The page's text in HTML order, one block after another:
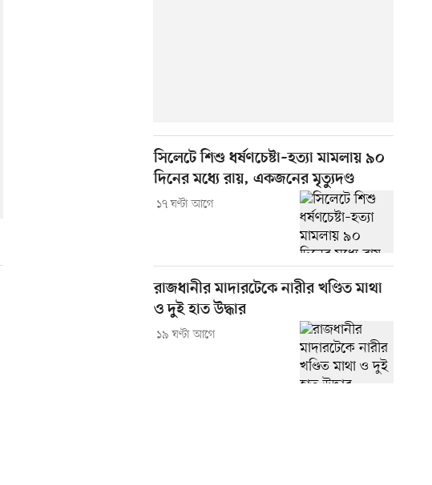
সিলেটে শিশু ধর্ষণচেষ্টা–হত্যা মামলায় ৯০
দিনের মধ্যে রায়, একজনের মৃত্যুদণ্ড
১৭ ঘণ্টা আগে
রাজধানীর মাদারটেকে নারীর খণ্ডিত মাথা
ও দুই হাত উদ্ধার
১৯ ঘণ্টা আগে